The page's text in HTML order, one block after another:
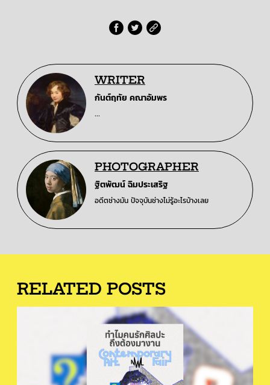
WRITER
กันต์ฤทัย คณาอัมพร
...
PHOTOGRAPHER
ฐิตพัฒน์ ฉิมประเสริฐ
อดีตช่างมัน ปัจจุบันช่างไม่รู้อะไรบ้างเลย
RELATED POSTS